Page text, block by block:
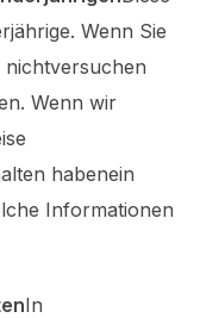
Wenn Sie
nichtversuchen
Wenn wir
habenein
Informationen
In